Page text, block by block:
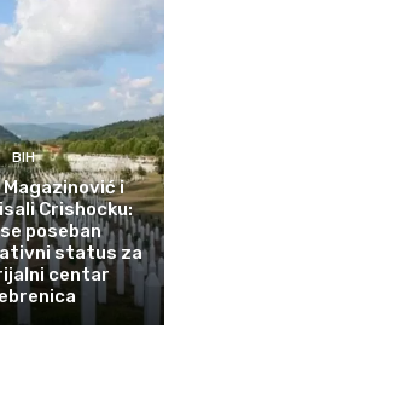
BIH
i
Crishocku:
poseban
status za
centar